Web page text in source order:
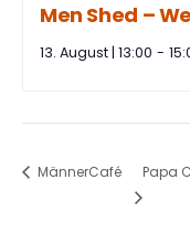
Men Shed –
13. August | 13:00 -
MännerCafé Papa